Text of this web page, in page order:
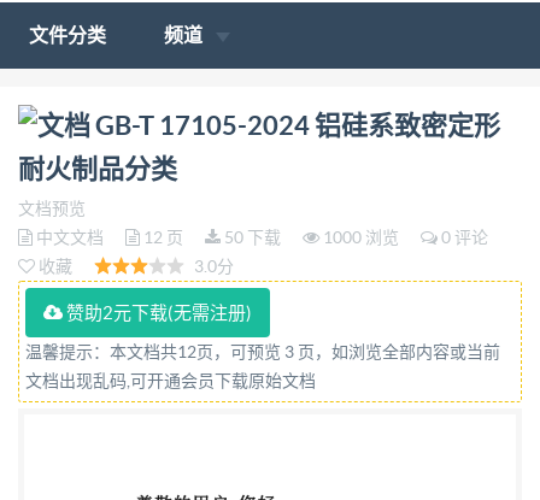
文件分类 频道
问:哪里下载GB-T 17105-2024 铝硅系致密定形耐火制
品分类答:请联系微信:siduwenku
GB-T 17105-2024 铝硅系致密定形
耐火制品分类
文档预览
中文文档
12 页 50 下载 1000 浏览
0 评论
收藏
3.0分
赞助2元下载(无需注册)
温馨提示：本文档共12页，可预览 3 页，如浏览全部内容或当前
文档出现乱码,可开通会员下载原始文档